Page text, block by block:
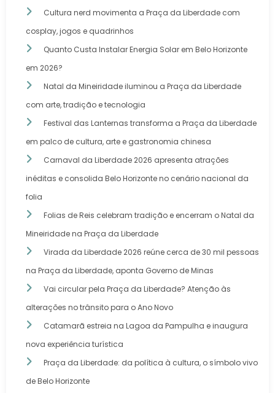
Cultura nerd movimenta a Praça da Liberdade com
cosplay, jogos e quadrinhos
Quanto Custa Instalar Energia Solar em Belo Horizonte
em 2026?
Natal da Mineiridade iluminou a Praça da Liberdade
com arte, tradição e tecnologia
Festival das Lanternas transforma a Praça da Liberdade
em palco de cultura, arte e gastronomia chinesa
Carnaval da Liberdade 2026 apresenta atrações
inéditas e consolida Belo Horizonte no cenário nacional da
folia
Folias de Reis celebram tradição e encerram o Natal da
Mineiridade na Praça da Liberdade
Virada da Liberdade 2026 reúne cerca de 30 mil pessoas
na Praça da Liberdade, aponta Governo de Minas
Vai circular pela Praça da Liberdade? Atenção às
alterações no trânsito para o Ano Novo
Catamarã estreia na Lagoa da Pampulha e inaugura
nova experiência turística
Praça da Liberdade: da política à cultura, o símbolo vivo
de Belo Horizonte